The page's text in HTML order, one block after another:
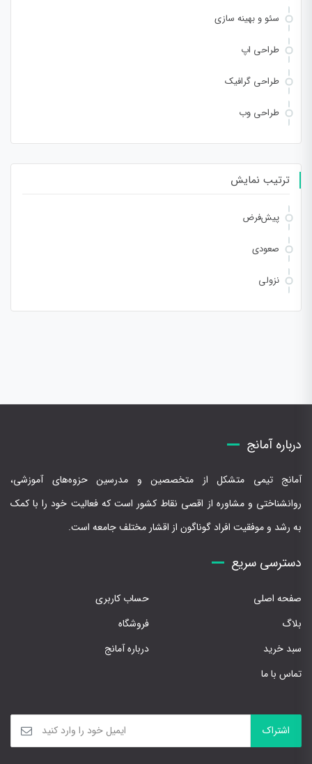
سئو و بهینه سازی
طراحی اپ
طراحی گرافیک
طراحی وب
ترتیب نمایش
پیش‌فرض
صعودی
نزولی
درباره آمانج
آمانج تیمی متشکل از متخصصین و مدرسین حزوه‌های آموزشی،
روانشناختی و مشاوره از اقصی نقاط کشور است که فعالیت خود را با کمک
به رشد و موفقیت افراد گوناگون از اقشار مختلف جامعه است.
دسترسی سریع
صفحه اصلی
حساب کاربری
بلاگ
فروشگاه
سبد خرید
درباره آمانج
تماس با ما